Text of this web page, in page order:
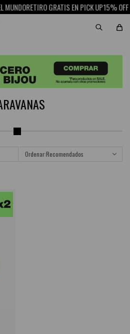
RETIRO GRATIS EN PICK UP15% OFF
Recomendados